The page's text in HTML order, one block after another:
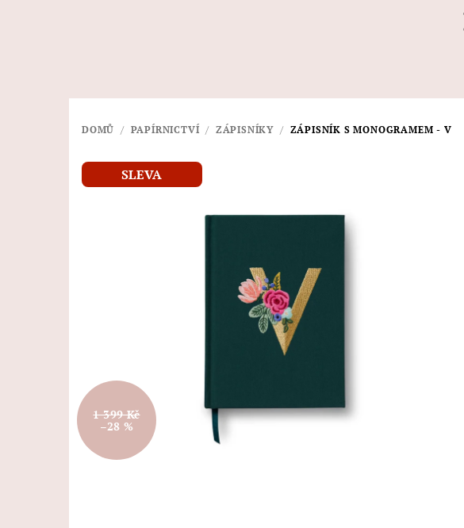
DOMŮ / PAPÍRNICTVÍ / ZÁPISNÍKY / ZÁPISNÍK S MONOGRAMEM - V
SLEVA
1 399 Kč
–28 %